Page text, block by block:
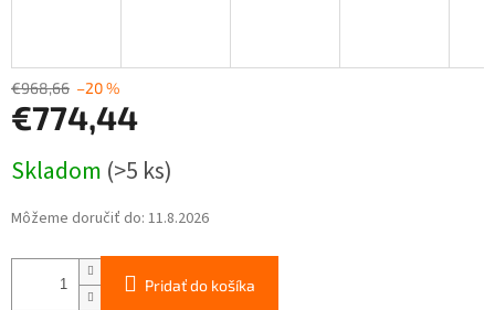
€968,66 –20 %
€774,44
cena:
Skladom (>5 ks)
Môžeme doručiť do: 11.8.2026
Pridať do košíka